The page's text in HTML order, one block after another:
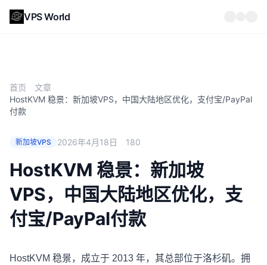
VPS World
首页
文章
HostKVM 稳景：新加坡VPS，中国大陆地区优化，支付宝/PayPal
付款
新加坡VPS 2026年4月18日 180
HostKVM 稳景：新加坡
VPS，中国大陆地区优化，支
付宝/PayPal付款
HostKVM 稳景，成立于 2013 年，其总部位于洛杉矶。拥